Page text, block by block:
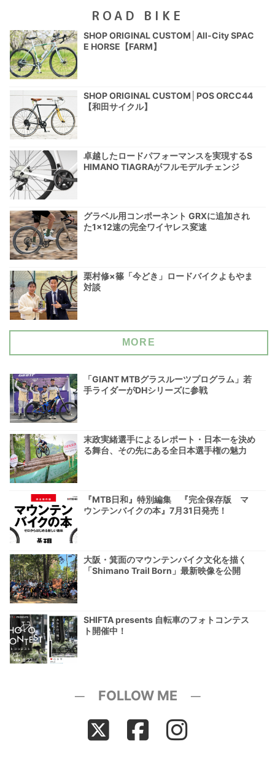
ROAD BIKE
SHOP ORIGINAL CUSTOM│All-City SPAC
E HORSE【FARM】
SHOP ORIGINAL CUSTOM│POS ORCC44
【和田サイクル】
卓越したロードパフォーマンスを実現するS
HIMANO TIAGRAがフルモデルチェンジ
グラベル用コンポーネント GRXに追加され
た1×12速の完全ワイヤレス変速
栗村修×篠「今どき」ロードバイクよもやま
対談
MORE
「GIANT MTBグラスルーツプログラム」若
手ライダーがDHシリーズに参戦
末政実緒選手によるレポート・日本一を決め
る舞台、その先にある全日本選手権の魅力
『MTB日和』特別編集 『完全保存版 マ
ウンテンバイクの本』7月31日発売！
大阪・箕面のマウンテンバイク文化を描く
「Shimano Trail Born」最新映像を公開
SHIFTA presents 自転車のフォトコンテス
ト開催中！
─ FOLLOW ME ─